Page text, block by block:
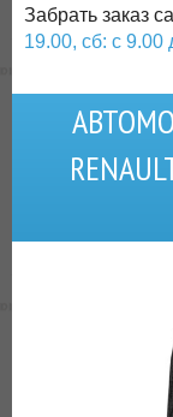
Забрать заказ
19.00, сб: с 9.00